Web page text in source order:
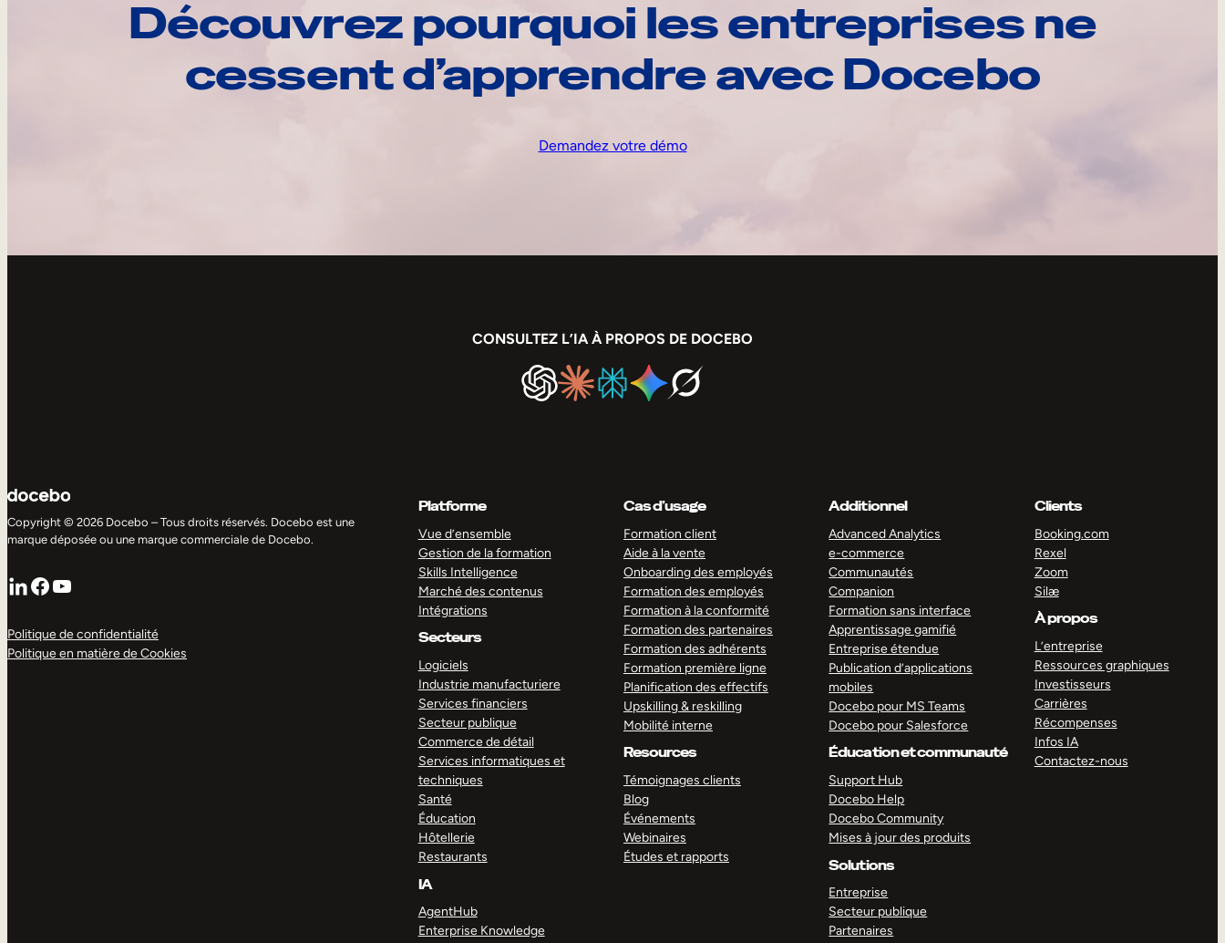
Découvrez pourquoi les entreprises ne
cessent d’apprendre avec Docebo
Demandez votre démo
CONSULTEZ L’IA À PROPOS DE DOCEBO
Copyright © 2026 Docebo – Tous droits réservés. Docebo est une
marque déposée ou une marque commerciale de Docebo.
LinkedIn
Facebook
YouTube
Politique de confidentialité
Politique en matière de Cookies
Platforme
Vue d’ensemble
Gestion de la formation
Skills Intelligence
Marché des contenus
Intégrations
Secteurs
Logiciels
Industrie manufacturiere
Services financiers
Secteur publique
Commerce de détail
Services informatiques et
techniques
Santé
Éducation
Hôtellerie
Restaurants
IA
AgentHub
Enterprise Knowledge
Cas d’usage
Formation client
Aide à la vente
Onboarding des employés
Formation des employés
Formation à la conformité
Formation des partenaires
Formation des adhérents
Formation première ligne
Planification des effectifs
Upskilling & reskilling
Mobilité interne
Resources
Témoignages clients
Blog
Événements
Webinaires
Études et rapports
Additionnel
Advanced Analytics
e-commerce
Communautés
Companion
Formation sans interface
Apprentissage gamifié
Entreprise étendue
Publication d’applications
mobiles
Docebo pour MS Teams
Docebo pour Salesforce
Éducation et communauté
Support Hub
Docebo Help
Docebo Community
Mises à jour des produits
Solutions
Entreprise
Secteur publique
Partenaires
Clients
Booking.com
Rexel
Zoom
Silæ
À propos
L’entreprise
Ressources graphiques
Investisseurs
Carrières
Récompenses
Infos IA
Contactez-nous